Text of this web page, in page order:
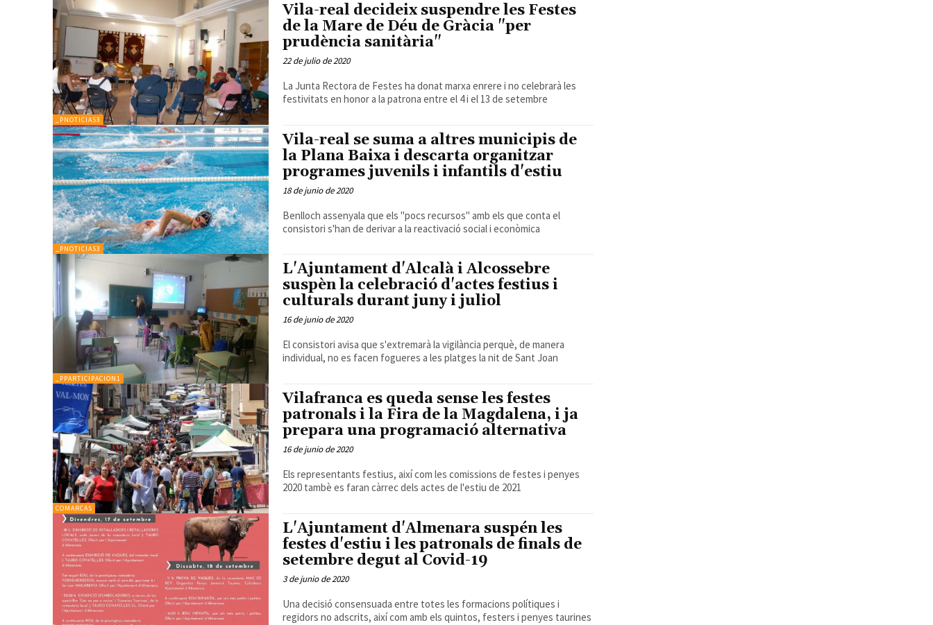
_PNOTICIAS3
Vila-real decideix suspendre les Festes
de la Mare de Déu de Gràcia "per
prudència sanitària"
22 de julio de 2020
La Junta Rectora de Festes ha donat marxa enrere i no celebrarà les
festivitats en honor a la patrona entre el 4 i el 13 de setembre
_PNOTICIAS3
Vila-real se suma a altres municipis de
la Plana Baixa i descarta organitzar
programes juvenils i infantils d'estiu
18 de junio de 2020
Benlloch assenyala que els "pocs recursos" amb els que conta el
consistori s'han de derivar a la reactivació social i econòmica
_PPARTICIPACION1
L'Ajuntament d'Alcalà i Alcossebre
suspèn la celebració d'actes festius i
culturals durant juny i juliol
16 de junio de 2020
El consistori avisa que s'extremarà la vigilància perquè, de manera
individual, no es facen fogueres a les platges la nit de Sant Joan
COMARCAS
Vilafranca es queda sense les festes
patronals i la Fira de la Magdalena, i ja
prepara una programació alternativa
16 de junio de 2020
Els representants festius, així com les comissions de festes i penyes
2020 tambè es faran càrrec dels actes de l'estiu de 2021
L'Ajuntament d'Almenara suspén les
festes d'estiu i les patronals de finals de
setembre degut al Covid-19
3 de junio de 2020
Una decisió consensuada entre totes les formacions polítiques i
regidors no adscrits, així com amb els quintos, festers i penyes taurines